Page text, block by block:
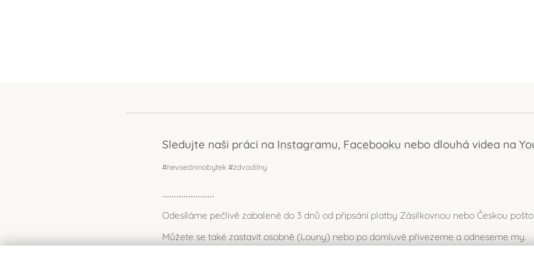
Sledujte naši práci na Instagramu, Facebooku nebo dlouhá videa na
#nevsedninabytek #zdvadilny
......................
Odesíláme pečlivě zabalené do 3 dnů od připsání platby Zásilkovnou nebo Českou
Můžete se také zastavit osobně (Louny) nebo po domluvě přivezeme a odneseme my.